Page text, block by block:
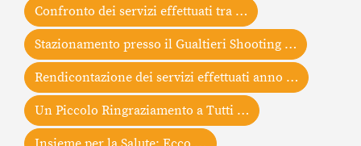
Confronto dei servizi effettuati tra …
Stazionamento presso il Gualtieri Shooting …
Rendicontazione dei servizi effettuati anno …
Un Piccolo Ringraziamento a Tutti …